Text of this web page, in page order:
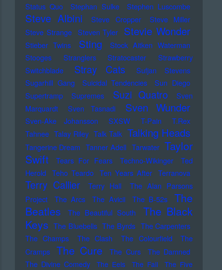
Status Quo
Stephan Sulke Stephen Luscombe
Steve Albini Steve Cropper
Steve Miller
Steve Strange Steven Tyler Stevie Wonder
Stieber Twins Sting
Stock Aitken Waterman
Stooges
Stranglers Stratocaster
Strawberry
Switchblade
Stray Cats
Sufjan Stevens
Sugarhill Gang
Suicidal Tendencies
Sun Diego
Supertramp
Supremes Suzi Quatro
Sven
Marquardt
Sven Tasnadi Sven Wunder
Sven-Ake Johansson SXSW T-Pain
T.Rex
Tahnee Talay Riley Talk Talk Talking Heads
Tangerine Dream Tanner Adell Tarwater Taylor
Swift
Tears For Fears Techno-Wikinger
Ted
Herold
Teho Teardo Ten Years After Terranova
Terry Callier Terry Hall
The Alan Parsons
Project
The Arcs The Avicii The B-52s
The
Beatles
The Beautiful South
The Black
Keys The Bluebells The Byrds The Carpenters
The Champs
The Clash The Colourfield
The
Cramps
The Cure The Curs
The Damned
The Divine Comedy
The Eels The Fall
The Five